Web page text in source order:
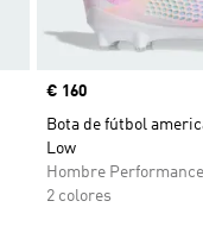
Precio
€ 160
Bota de fútbol
Low
Hombre Performance
2 colores